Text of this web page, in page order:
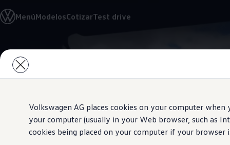
Volkswagen AG places cookies on your computer
your computer (usually in your Web browser, such as
cookies being placed on your computer if your
contenido
principal
a pie
de
MenúModelosCotizarTest drive
Modelos y Concesionarios
Buscador de Concesionarios
Test Drive
Contáctanos
Marca y Experiencia
Volkswagen Honduras
Tengo un Volkswagen
Manuales Volkswagen
Noticias